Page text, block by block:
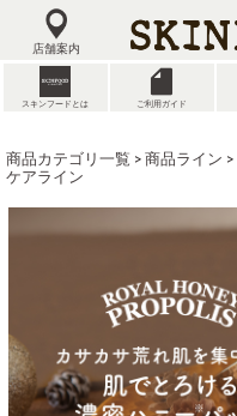
店舗案内
スキンフードとは ご利用ガイド
商品カテゴリ一覧 > 商品ライン >
ケアライン